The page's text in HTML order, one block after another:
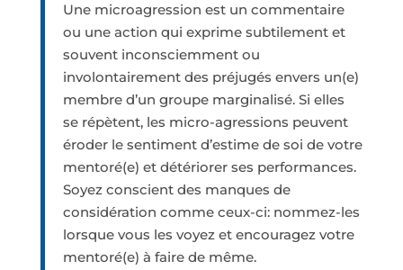
Une microagression est un commentaire
ou une action qui exprime subtilement et
souvent inconsciemment ou
involontairement des préjugés envers un(e)
membre d’un groupe marginalisé. Si elles
se répètent, les micro-agressions peuvent
éroder le sentiment d’estime de soi de votre
mentoré(e) et détériorer ses performances.
Soyez conscient des manques de
considération comme ceux-ci: nommez-les
lorsque vous les voyez et encouragez votre
mentoré(e) à faire de même.